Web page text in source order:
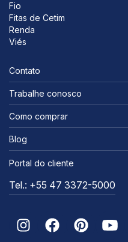
Fio
Fitas de Cetim
Renda
Viés
Contato
Trabalhe conosco
Como comprar
Blog
Portal do cliente
Tel.: +55 47 3372-5000